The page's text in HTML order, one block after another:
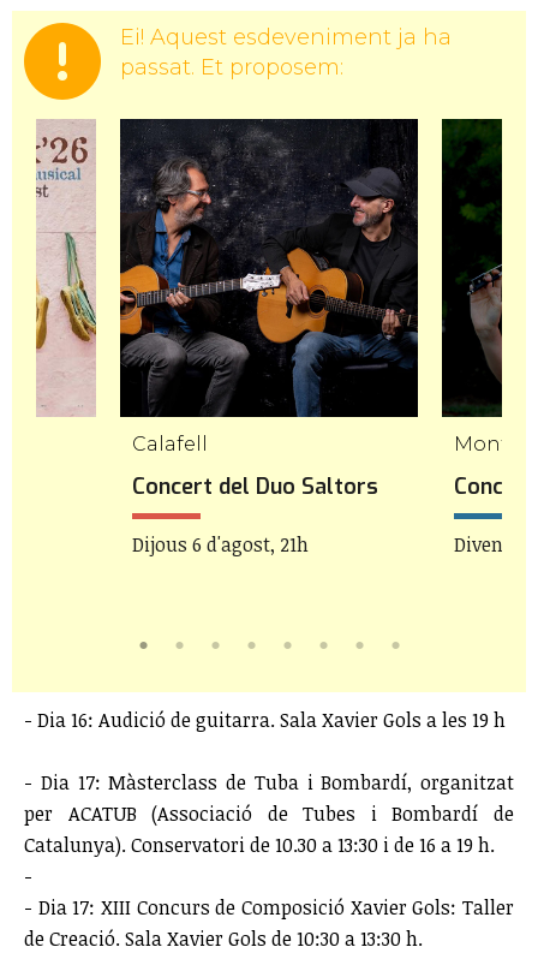
Ei! Aquest esdeveniment ja ha
passat. Et proposem:
Calafell
Concert del Duo Saltors
Dijous 6 d'agost, 21h
Mont-
- Dia 16: Audició de guitarra. Sala Xavier Gols a les 19 h
- Dia 17: Màsterclass de Tuba i Bombardí, organitzat
per ACATUB (Associació de Tubes i Bombardí de
Catalunya). Conservatori de 10.30 a 13:30 i de 16 a 19 h.
-
- Dia 17: XIII Concurs de Composició Xavier Gols: Taller
de Creació. Sala Xavier Gols de 10:30 a 13:30 h.